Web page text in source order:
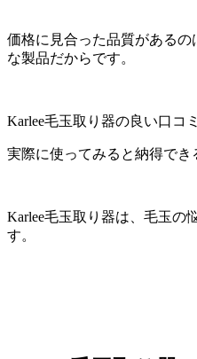
価格に見合った品質があるの
な製品だからです。
Karlee毛玉取り器の良い口コ
実際に使ってみると納得でき
Karlee毛玉取り器は、毛玉の
す。